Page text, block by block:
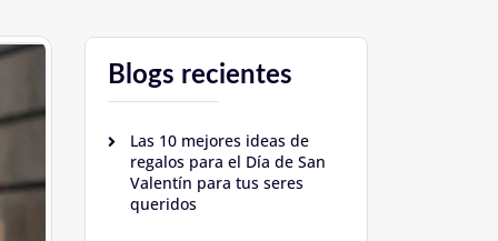
Blogs recientes
Las 10 mejores ideas de
regalos para el Día de San
Valentín para tus seres
queridos